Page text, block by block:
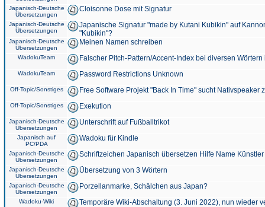
Japanisch-Deutsche
Übersetzungen
Cloisonne Dose mit Signatur
Japanisch-Deutsche
Übersetzungen
Japanische Signatur "made by Kutani Kubikin" auf
"Kubikin"?
Japanisch-Deutsche
Übersetzungen
Meinen Namen schreiben
WadokuTeam Falscher Pitch-Pattern/Accent-Index bei diversen
WadokuTeam Password Restrictions Unknown
Off-Topic/Sonstiges Free Software Projekt "Back In Time" sucht Nativspeaker
Off-Topic/Sonstiges Exekution
Japanisch-Deutsche
Übersetzungen
Unterschrift auf Fußballtrikot
Japanisch auf
PC/PDA
Wadoku für Kindle
Japanisch-Deutsche
Übersetzungen
Schriftzeichen Japanisch übersetzen Hilfe Name
Japanisch-Deutsche
Übersetzungen
Übersetzung von 3 Wörtern
Japanisch-Deutsche
Übersetzungen
Porzellanmarke, Schälchen aus Japan?
Wadoku-Wiki Temporäre Wiki-Abschaltung (3. Juni 2022), nun wieder